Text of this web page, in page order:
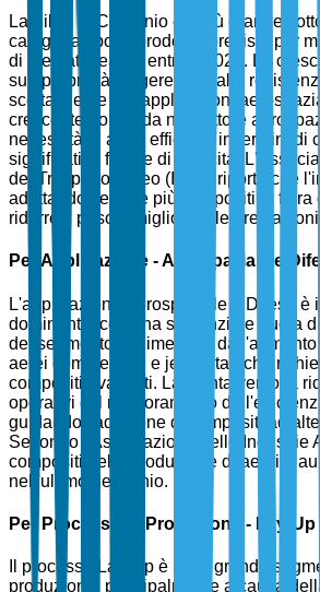
La Fibra di Carbonio è il più grande
categoria tipo di prodotto, previsto per
di mercato leader entro il 2025. La
sue proprietà leggere e ad alta
scelta ideale per applicazioni
crescente domanda nel settore
necessità di aerei efficienti in termini di
significativo fattore di crescita.
del Trasporto Aereo (IATA) riporta che
adottando sempre più compositi in fibra
ridurre il peso e migliorare le prestazioni.
Per Applicazione - Aerospaziale e
L'applicazione Aerospaziale e Difesa è
dominante, con una sostanziale quota
del segmento è alimentata dall'aumento
aerei commerciali e jet militari che
compositi avanzati. La spinta verso la
operativi e il miglioramento
guidando l'adozione di compositi ad alte
Secondo l'Associazione delle Industrie
compositi nella produzione di aerei è
nell'ultimo decennio.
Per Processo di Produzione - Lay-Up
Il processo Lay-Up è il più grande
produzione, principalmente a causa